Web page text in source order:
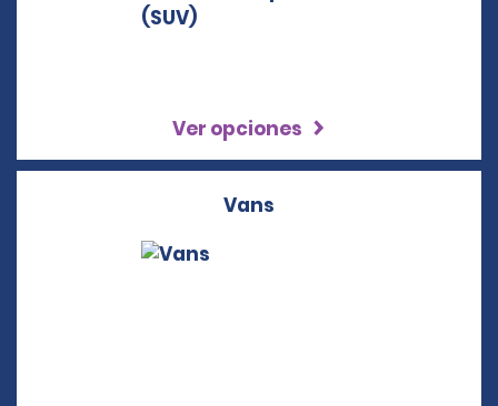
Ver opciones
Vans